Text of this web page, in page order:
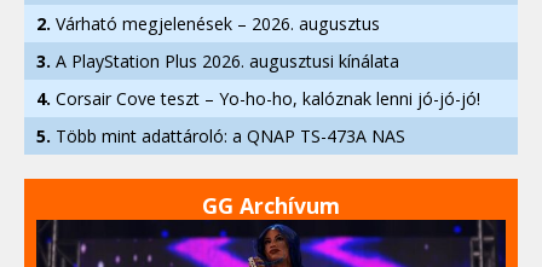
2. Várható megjelenések – 2026. augusztus
3. A PlayStation Plus 2026. augusztusi kínálata
4. Corsair Cove teszt – Yo-ho-ho, kalóznak lenni jó-jó-jó!
5. Több mint adattároló: a QNAP TS-473A NAS
GG Archívum